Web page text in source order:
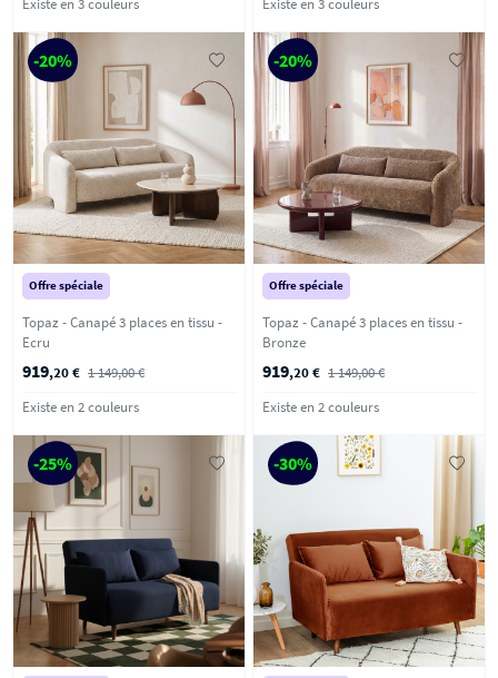
Existe en 3 couleurs Existe en 3 couleurs
-20%
Offre spéciale
Topaz - Canapé 3 places en tissu -
Ecru
919,20 € 1 149,00 €
Existe en 2 couleurs
-20%
Offre spéciale
Topaz - Canapé 3 places en tissu -
Bronze
919,20 € 1 149,00 €
Existe en 2 couleurs
-25% -30%